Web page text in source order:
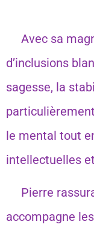
Avec sa
d’inclusions
sagesse, la
le mental tout
intellectuelles
Pierre
accompagne